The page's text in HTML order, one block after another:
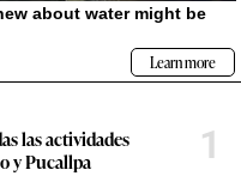
las actividades
y Pucallpa
1